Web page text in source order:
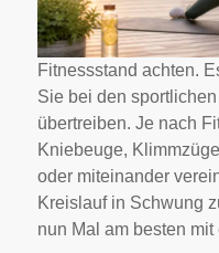
Fitnessstand achten.
Sie bei den
übertreiben. Je nach
Kniebeuge,
oder miteinander
Kreislauf in Schwung
nun Mal am besten